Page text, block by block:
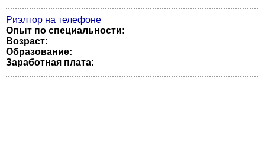
Риэлтор на телефоне
Опыт по специальности:
Возраст:
Образование:
Заработная плата: